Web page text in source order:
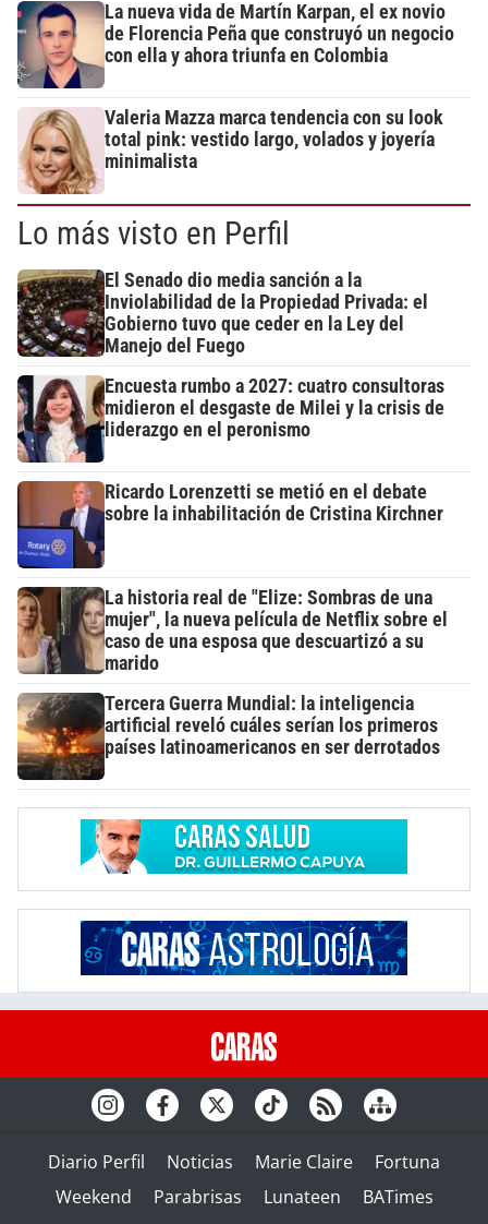
La nueva vida de Martín Karpan, el ex novio
de Florencia Peña que construyó un negocio
con ella y ahora triunfa en Colombia
Valeria Mazza marca tendencia con su look
total pink: vestido largo, volados y joyería
minimalista
Lo más visto en Perfil
El Senado dio media sanción a la
Inviolabilidad de la Propiedad Privada: el
Gobierno tuvo que ceder en la Ley del
Manejo del Fuego
Encuesta rumbo a 2027: cuatro consultoras
midieron el desgaste de Milei y la crisis de
liderazgo en el peronismo
Ricardo Lorenzetti se metió en el debate
sobre la inhabilitación de Cristina Kirchner
La historia real de "Elize: Sombras de una
mujer", la nueva película de Netflix sobre el
caso de una esposa que descuartizó a su
marido
Tercera Guerra Mundial: la inteligencia
artificial reveló cuáles serían los primeros
países latinoamericanos en ser derrotados
Diario Perfil Noticias Marie Claire
Fortuna
Weekend
Parabrisas Lunateen BATimes